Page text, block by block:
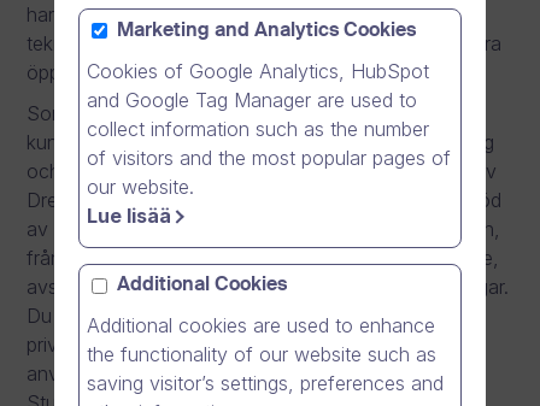
har du möjlighet att vara med och ta en nordisk
teknologilösning vidare mot global framgång, sök våra
öppna roller.
Som en del av vår organisation för försäljning och
kundansvar arbetar du med personlig direktförsäljning
och ansvarar för din egen kundportfölj som består av
Dream Brokers svenska kundorganisationer. Med stöd
av ditt team har du fullt ansvar för hela säljprocessen,
från första kontakt och mötesbokning till offertarbete,
avslut och införande av våra kommunikationslösningar.
Du arbetar dagligen med beslutsfattare inom både
privat och offentlig sektor. Ditt mål är att öka
användningen av våra mjukvaruprodukter #One och
Marketing and Analytics Cookies
Cookies of Google Analytics, HubSpot
and Google Tag Manager are used to
collect information such as the number
of visitors and the most popular pages of
our website.
Lue lisää
Additional Cookies
Additional cookies are used to enhance
the functionality of our website such as
saving visitor’s settings, preferences and